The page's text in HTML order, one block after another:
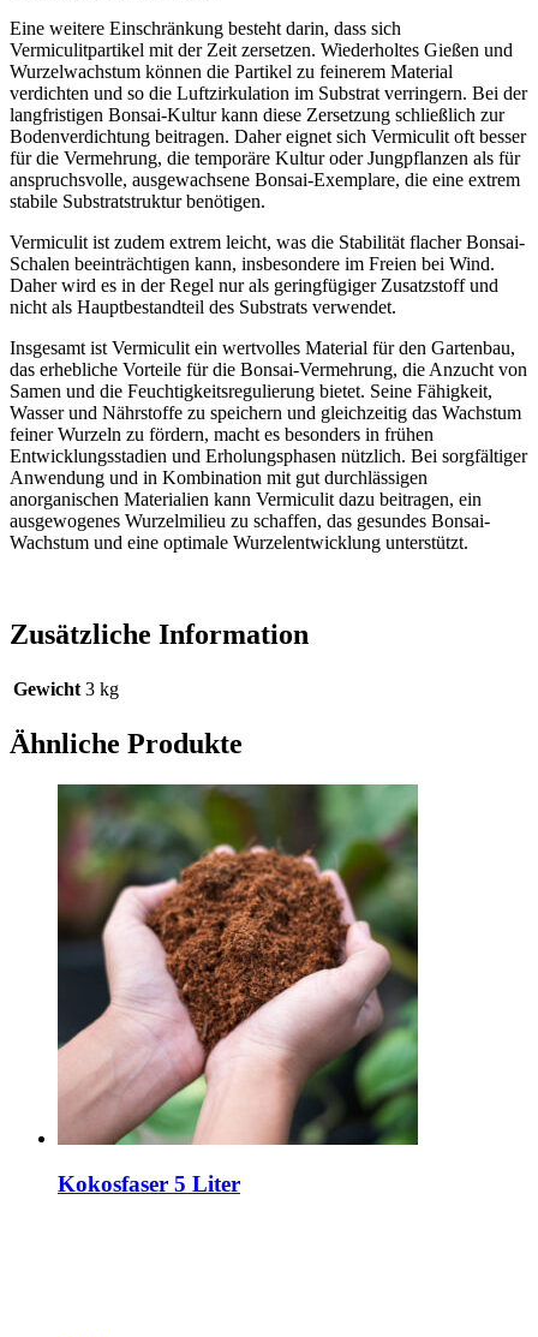
Eine weitere Einschränkung besteht darin, dass sich
Vermiculitpartikel mit der Zeit zersetzen. Wiederholtes Gießen und
Wurzelwachstum können die Partikel zu feinerem Material
verdichten und so die Luftzirkulation im Substrat verringern. Bei der
langfristigen Bonsai-Kultur kann diese Zersetzung schließlich zur
Bodenverdichtung beitragen. Daher eignet sich Vermiculit oft besser
für die Vermehrung, die temporäre Kultur oder Jungpflanzen als für
anspruchsvolle, ausgewachsene Bonsai-Exemplare, die eine extrem
stabile Substratstruktur benötigen.
Vermiculit ist zudem extrem leicht, was die Stabilität flacher Bonsai-
Schalen beeinträchtigen kann, insbesondere im Freien bei Wind.
Daher wird es in der Regel nur als geringfügiger Zusatzstoff und
nicht als Hauptbestandteil des Substrats verwendet.
Insgesamt ist Vermiculit ein wertvolles Material für den Gartenbau,
das erhebliche Vorteile für die Bonsai-Vermehrung, die Anzucht von
Samen und die Feuchtigkeitsregulierung bietet. Seine Fähigkeit,
Wasser und Nährstoffe zu speichern und gleichzeitig das Wachstum
feiner Wurzeln zu fördern, macht es besonders in frühen
Entwicklungsstadien und Erholungsphasen nützlich. Bei sorgfältiger
Anwendung und in Kombination mit gut durchlässigen
anorganischen Materialien kann Vermiculit dazu beitragen, ein
ausgewogenes Wurzelmilieu zu schaffen, das gesundes Bonsai-
Wachstum und eine optimale Wurzelentwicklung unterstützt.
Zusätzliche Information
Gewicht 3 kg
Ähnliche Produkte
Kokosfaser 5 Liter